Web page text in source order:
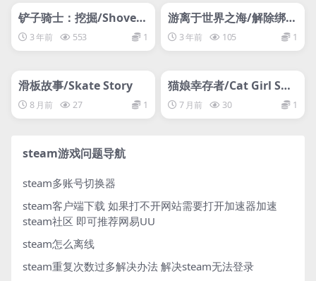
网盘下载游戏
铲子骑士：挖掘/Shovel
Knight Dig
3 年前 553 1
网盘下载游戏
游离于世界之海/解除绑
定：世界分离/Unbound:
Worlds Apart
3 年前 105 1
网盘下载游戏
滑板故事/Skate Story
8 月前 27 1
网盘下载游戏
猫娘幸存者/Cat Girl Sur
vivor
7 月前 30 1
steam游戏问题导航
steam多账号切换器
steam客户端下载 如果打不开网站需要打开加速器加速
steam社区 即可推荐网易UU
steam怎么离线
steam重复次数过多解决办法 解决steam无法登录